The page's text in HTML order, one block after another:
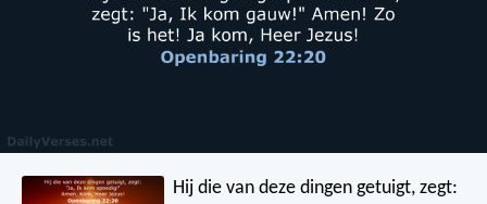
Hij die van deze dingen getuigt, zegt: